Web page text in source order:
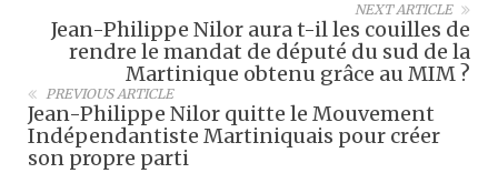
NEXT ARTICLE
Jean-Philippe Nilor aura t-il les couilles de
rendre le mandat de député du sud de la
Martinique obtenu grâce au MIM ?
PREVIOUS ARTICLE
Jean-Philippe Nilor quitte le Mouvement
Indépendantiste Martiniquais pour créer
son propre parti